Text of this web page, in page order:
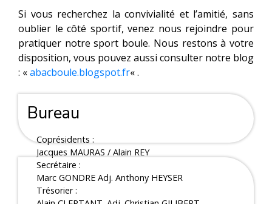
Si vous recherchez la convivialité et l’amitié, sans
oublier le côté sportif, venez nous rejoindre pour
pratiquer notre sport boule. Nous restons à votre
disposition, vous pouvez aussi consulter notre blog
: «abacboule.blogspot.fr« .
Bureau
Coprésidents :
Jacques MAURAS / Alain REY
Secrétaire :
Marc GONDRE Adj. Anthony HEYSER
Trésorier :